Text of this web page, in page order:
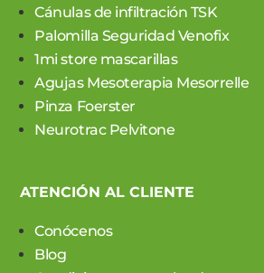
Cánulas de infiltración TSK
Palomilla Seguridad Venofix
1mi store mascarillas
Agujas Mesoterapia Mesorrelle
Pinza Foerster
Neurotrac Pelvitone
ATENCIÓN AL CLIENTE
Conócenos
Blog